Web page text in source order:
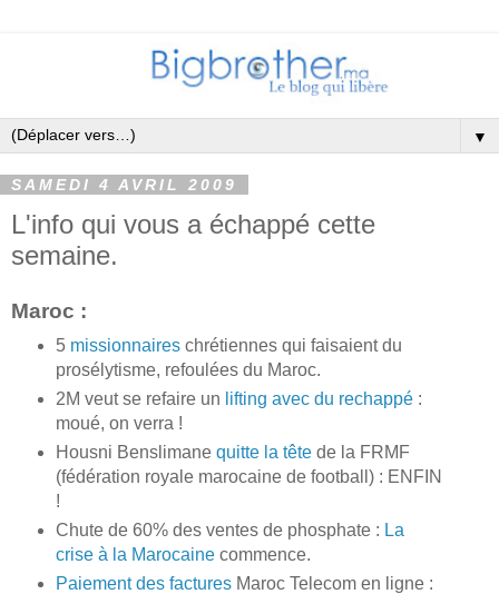
▼
SAMEDI 4 AVRIL 2009
L'info qui vous a échappé cette
semaine.
Maroc :
5 missionnaireschrétiennes qui faisaient du
prosélytisme, refoulées du Maroc.
2M veut se refaire un lifting avec du rechappé:
moué, on verra !
Housni Benslimane quitte la têtede la FRMF
(fédération royale marocaine de football) : ENFIN
!
Chute de 60% des ventes de phosphate : La
crise à la Marocainecommence.
Paiement des facturesMaroc Telecom en ligne :